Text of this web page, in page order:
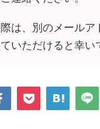
は、別のメールア
いただけると幸い